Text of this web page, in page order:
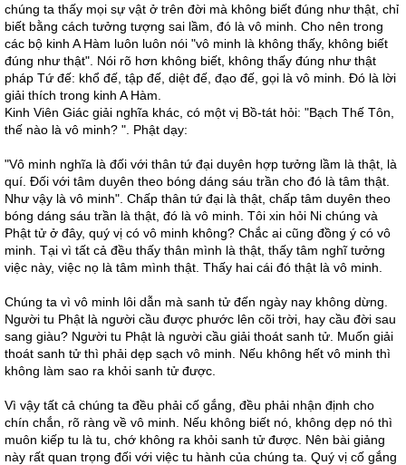
chúng ta thấy mọi sự vật ở trên đời mà không biết đúng như thật, chỉ
biết bằng cách tưởng tượng sai lầm, đó là vô minh. Cho nên trong
các bộ kinh A Hàm luôn luôn nói "vô minh là không thấy, không biết
đúng như thật". Nói rõ hơn không biết, không thấy đúng như thật
pháp Tứ đế: khổ đế, tập đế, diệt đế, đạo đế, gọi là vô minh. Đó là lời
giải thích trong kinh A Hàm.
Kinh Viên Giác giải nghĩa khác, có một vị Bồ-tát hỏi: "Bạch Thế Tôn,
thế nào là vô minh? ". Phật dạy:
"Vô minh nghĩa là đối với thân tứ đại duyên hợp tưởng lầm là thật, là
quí. Đối với tâm duyên theo bóng dáng sáu trần cho đó là tâm thật.
Như vậy là vô minh". Chấp thân tứ đại là thật, chấp tâm duyên theo
bóng dáng sáu trần là thật, đó là vô minh. Tôi xin hỏi Ni chúng và
Phật tử ở đây, quý vị có vô minh không? Chắc ai cũng đồng ý có vô
minh. Tại vì tất cả đều thấy thân mình là thật, thấy tâm nghĩ tưởng
việc này, việc nọ là tâm mình thật. Thấy hai cái đó thật là vô minh.
Chúng ta vì vô minh lôi dẫn mà sanh tử đến ngày nay không dừng.
Người tu Phật là người cầu được phước lên cõi trời, hay cầu đời sau
sang giàu? Người tu Phật là người cầu giải thoát sanh tử. Muốn giải
thoát sanh tử thì phải dẹp sạch vô minh. Nếu không hết vô minh thì
không làm sao ra khỏi sanh tử được.
Vì vậy tất cả chúng ta đều phải cố gắng, đều phải nhận định cho
chín chắn, rõ ràng về vô minh. Nếu không biết nó, không dẹp nó thì
muôn kiếp tu là tu, chớ không ra khỏi sanh tử được. Nên bài giảng
này rất quan trọng đối với việc tu hành của chúng ta. Quý vị cố gắng